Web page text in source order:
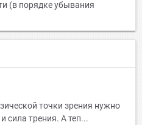
(в порядке убывания
точки зрения нужно
сила трения. А теп...